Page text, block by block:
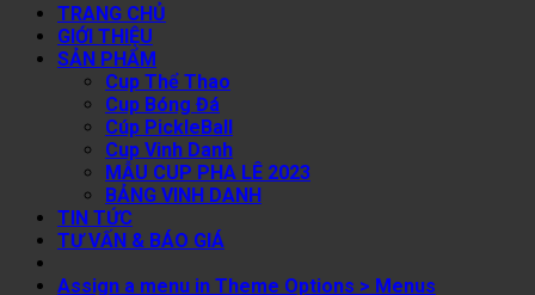
TRANG CHỦ
GIỚI THIỆU
SẢN PHẨM
Cup Thể Thao
Cup Bóng Đá
Cúp PickleBall
Cup Vinh Danh
MẪU CUP PHA LÊ 2023
BẢNG VINH DANH
TIN TỨC
TƯ VẤN & BÁO GIÁ
Assign a menu in Theme Options > Menus